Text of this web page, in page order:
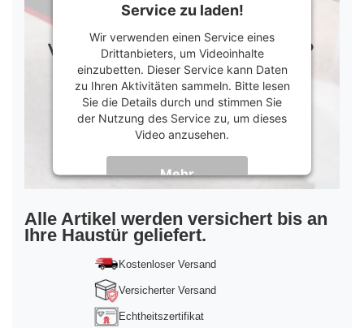
Service zu laden!
Wir verwenden einen Service eines
Drittanbieters, um Videoinhalte
einzubetten. Dieser Service kann Daten
zu Ihren Aktivitäten sammeln. Bitte lesen
Sie die Details durch und stimmen Sie
der Nutzung des Service zu, um dieses
Video anzusehen.
Mehr
Informationen
Akzeptieren
powered byUsercentrics Consent
Management Platform&Trusted Shops
Alle Artikel werden versichert bis an
Ihre Haustür geliefert.
Kostenloser Versand
Versicherter Versand
Echtheitszertifikat